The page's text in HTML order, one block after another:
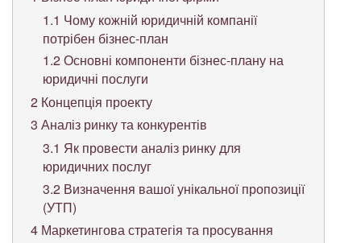
1.1 Чому кожній юридичній компанії
потрібен бізнес-план
1.2Основні компоненти бізнес-плану на
юридичні послуги
2 Концепція проекту
3 Аналіз ринку та конкурентів
3.1 Як провести аналіз ринку для
юридичних послуг
3.2Визначення вашої унікальної пропозиції
(УТП)
4 Маркетингова стратегія та просування